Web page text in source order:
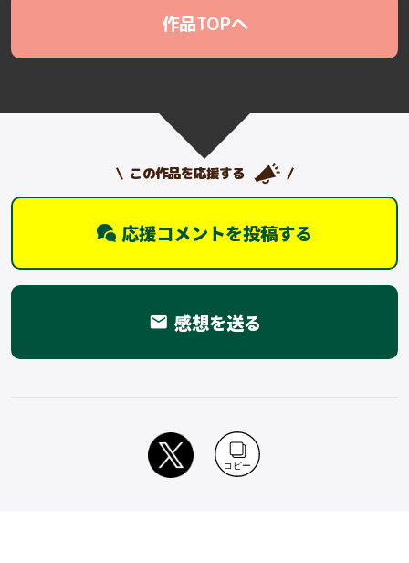
作品TOPへ
この作品を応援する
応援コメントを投稿する
email 感想を送る
コピー